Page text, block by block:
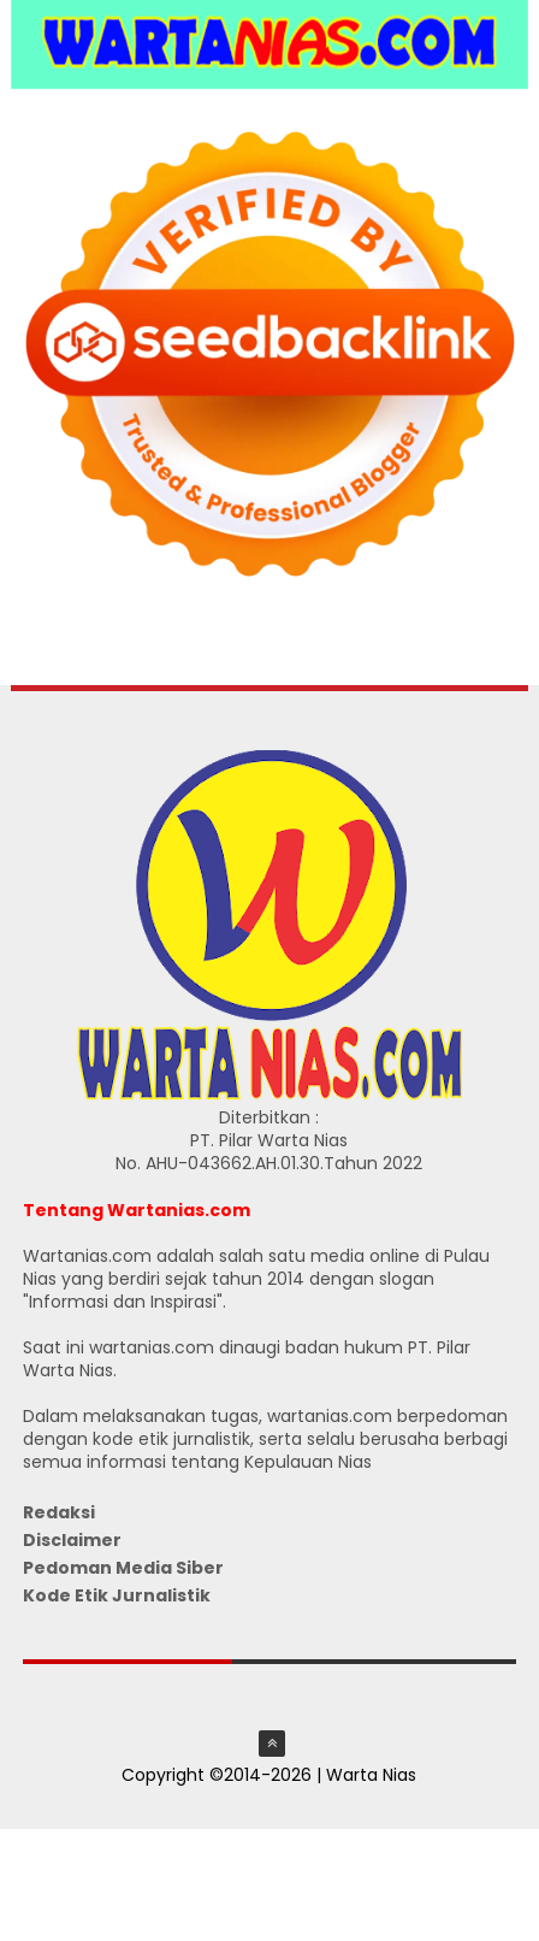
Diterbitkan :
PT. Pilar Warta Nias
No. AHU-043662.AH.01.30.Tahun 2022
Tentang Wartanias.com
Wartanias.com adalah salah satu media online di Pulau
Nias yang berdiri sejak tahun 2014 dengan slogan
"Informasi dan Inspirasi".
Saat ini wartanias.com dinaugi badan hukum PT. Pilar
Warta Nias.
Dalam melaksanakan tugas, wartanias.com berpedoman
dengan kode etik jurnalistik, serta selalu berusaha berbagi
semua informasi tentang Kepulauan Nias
Redaksi
Disclaimer
Pedoman Media Siber
Kode Etik Jurnalistik
Copyright ©2014-2026 | Warta Nias